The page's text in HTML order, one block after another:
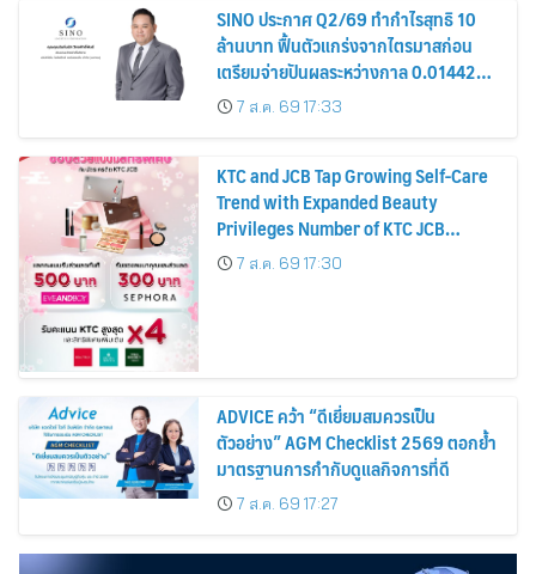
SINO ประกาศ Q2/69 ทำกำไรสุทธิ 10
ล้านบาท ฟื้นตัวแกร่งจากไตรมาสก่อน
เตรียมจ่ายปันผลระหว่างกาล 0.014423
บาทต่อหุ้น ครึ่งปีหลังมุ่งเติบโตต่อเนื่อง
7 ส.ค. 69 17:33
KTC and JCB Tap Growing Self-Care
Trend with Expanded Beauty
Privileges Number of KTC JCB
Cardmembers Spending on
Cosmetics Rises 26%
7 ส.ค. 69 17:30
ADVICE คว้า “ดีเยี่ยมสมควรเป็น
ตัวอย่าง” AGM Checklist 2569 ตอกย้ำ
มาตรฐานการกำกับดูแลกิจการที่ดี
7 ส.ค. 69 17:27